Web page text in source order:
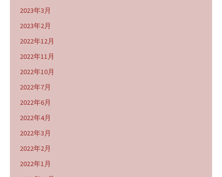
2023年3月
2023年2月
2022年12月
2022年11月
2022年10月
2022年7月
2022年6月
2022年4月
2022年3月
2022年2月
2022年1月